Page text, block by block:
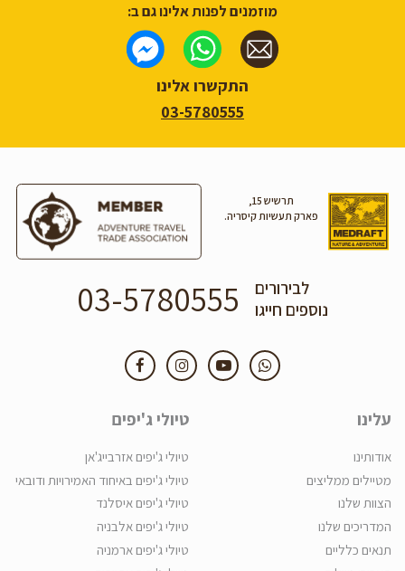
מוזמנים לפנות אלינו גם ב:
התקשרו אלינו
03-5780555
תרשיש 15,
פארק תעשיות קיסריה.
לבירורים
נוספים חייגו
03-5780555
עלינו
אודותינו
מטיילים ממליצים
הצוות שלנו
המדריכים שלנו
תנאים כלליים
טיולי ג'יפים
טיולי ג'יפים אזרבייג'אן
טיולי ג'יפים באיחוד האמירויות ודובאי
טיולי ג'יפים איסלנד
טיולי ג'יפים אלבניה
טיולי ג'יפים ארמניה